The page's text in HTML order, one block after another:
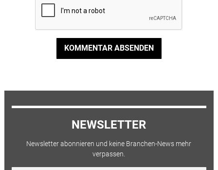
KOMMENTAR ABSENDEN
NEWSLETTER
Newsletter abonnieren und keine Branchen-News mehr
verpassen.